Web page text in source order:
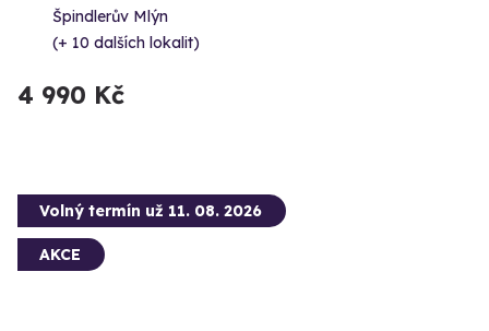
Špindlerův Mlýn
(+ 10 dalších lokalit)
4 990 Kč
Volný termín už 11. 08. 2026
AKCE